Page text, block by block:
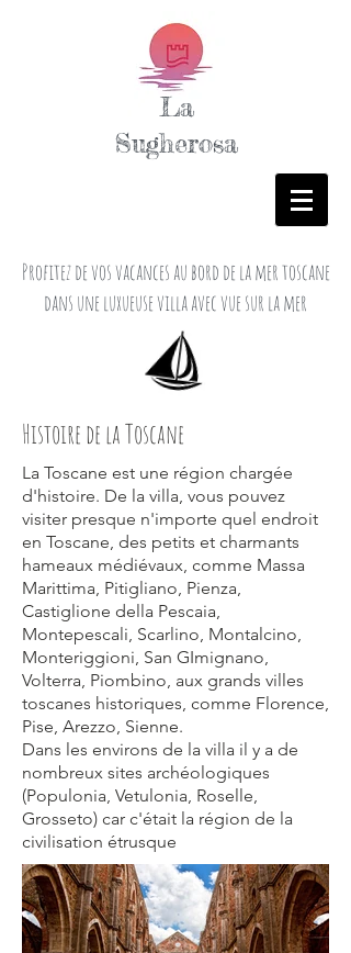
La
Sugherosa
Profitez de vos vacances au bord de la mer toscane
dans une luxueuse villa avec vue sur la mer
Histoire de la Toscane
La Toscane est une région chargée
d'histoire. De la villa, vous pouvez
visiter presque n'importe quel endroit
en Toscane, des petits et charmants
hameaux médiévaux, comme Massa
Marittima, Pitigliano, Pienza,
Castiglione della Pescaia,
Montepescali, Scarlino, Montalcino,
Monteriggioni, San GImignano,
Volterra, Piombino, aux grands villes
toscanes historiques, comme Florence,
Pise, Arezzo, Sienne.
Dans les environs de la villa il y a de
nombreux sites archéologiques
(Populonia, Vetulonia, Roselle,
Grosseto) car c'était la région de la
civilisation étrusque